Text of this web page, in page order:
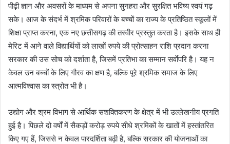
पीढ़ी ज्ञान और अवसरों के माध्यम से अपना सुनहरा और सुरक्षित भविष्य स्वयं गढ़
सके। आज के संदर्भ में श्रमिक परिवारों के बच्चों का राज्य के प्रतिष्ठित स्कूलों में
शिक्षा प्राप्त करना, एक नए छत्तीसगढ़ की तस्वीर प्रस्तुत करता है। इसके साथ ही
मेरिट में आने वाले विद्यार्थियों को लाखों रुपये की प्रोत्साहन राशि प्रदान करना
सरकार की उस सोच को दर्शाता है, जिसमें प्रतिभा का सम्मान सर्वाेपरि है। यह न
केवल उन बच्चों के लिए गौरव का क्षण है, बल्कि पूरे श्रमिक समाज के लिए
आत्मविश्वास का स्त्रोत भी है।
उद्योग और श्रम विभाग से आर्थिक सशक्तिकरण के क्षेत्र में भी उल्लेखनीय प्रगति
हुई है। पिछले दो वर्षों में सैकड़ों करोड़ रुपये सीधे श्रमिकों के खातों में हस्तांतरित
किए गए हैं, जिससे न केवल पारदर्शिता बढ़ी है, बल्कि सरकार की योजनाओं का